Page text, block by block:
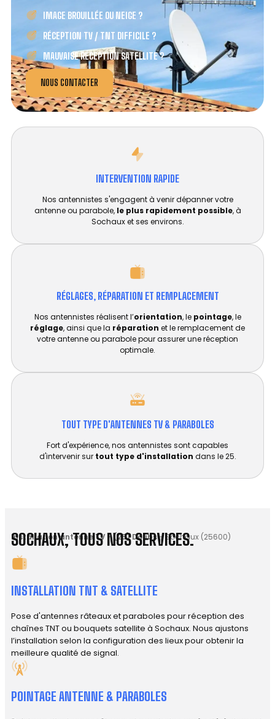
IMAGE BROUILLÉE OU NEIGE ?
RÉCEPTION TV / TNT DIFFICILE ?
MAUVAISE RÉCEPTION SATELLITE ?
NOUS CONTACTER
INTERVENTION RAPIDE
Nos antennistes s'engagent à venir dépanner votre
antenne ou parabole, le plus rapidement possible, à
Sochaux et ses environs.
RÉGLAGES, RÉPARATION ET REMPLACEMENT​
Nos antennistes réalisent l’orientation, le pointage, le
réglage, ainsi que la réparation et le remplacement de
votre antenne ou parabole pour assurer une réception
optimale.
TOUT TYPE D'ANTENNES TV & PARABOLES
Fort d'expérience, nos antennistes sont capables
d'intervenir sur tout type d'installation dans le 25.
Installation antenne TV - (25) Doubs- Sochaux (25600)
SOCHAUX, TOUS NOS SERVICES.
INSTALLATION TNT & SATELLITE
Pose d'antennes râteaux et paraboles pour réception des
chaînes TNT ou bouquets satellite à Sochaux. Nous ajustons
l’installation selon la configuration des lieux pour obtenir la
meilleure qualité de signal.
POINTAGE ANTENNE & PARABOLES